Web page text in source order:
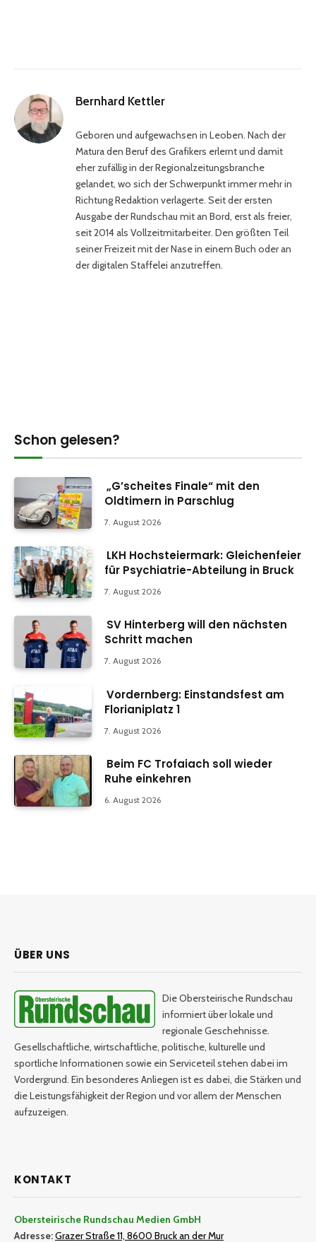
Bernhard Kettler
Geboren und aufgewachsen in Leoben. Nach der
Matura den Beruf des Grafikers erlernt und damit
eher zufällig in der Regionalzeitungsbranche
gelandet, wo sich der Schwerpunkt immer mehr in
Richtung Redaktion verlagerte. Seit der ersten
Ausgabe der Rundschau mit an Bord, erst als freier,
seit 2014 als Vollzeitmitarbeiter. Den größten Teil
seiner Freizeit mit der Nase in einem Buch oder an
der digitalen Staffelei anzutreffen.
Schon gelesen?
„G’scheites Finale“ mit den
Oldtimern in Parschlug
7. August 2026
LKH Hochsteiermark: Gleichenfeier
für Psychiatrie-Abteilung in Bruck
7. August 2026
SV Hinterberg will den nächsten
Schritt machen
7. August 2026
Vordernberg: Einstandsfest am
Florianiplatz 1
7. August 2026
Beim FC Trofaiach soll wieder
Ruhe einkehren
6. August 2026
ÜBER UNS
Die Obersteirische Rundschau
informiert über lokale und
regionale Geschehnisse.
Gesellschaftliche, wirtschaftliche, politische, kulturelle und
sportliche Informationen sowie ein Serviceteil stehen dabei im
Vordergrund. Ein besonderes Anliegen ist es dabei, die Stärken und
die Leistungsfähigkeit der Region und vor allem der Menschen
aufzuzeigen.
KONTAKT
Obersteirische Rundschau Medien GmbH
Adresse:Grazer Straße 11, 8600 Bruck an der Mur